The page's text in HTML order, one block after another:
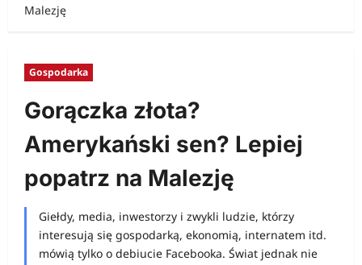
Malezję
Gospodarka
Gorączka złota?
Amerykański sen? Lepiej
popatrz na Malezję
Giełdy, media, inwestorzy i zwykli ludzie, którzy
interesują się gospodarką, ekonomią, internatem itd.
mówią tylko o debiucie Facebooka. Świat jednak nie